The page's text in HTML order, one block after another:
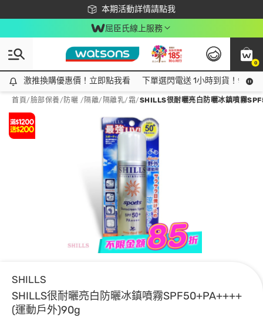
本期活動詳情請點我
下載app最高回饋$350
屈臣氏線上服務
0
激推換購優惠價！立即點我看
激推換購優惠價！立即點我看 下單選閃電送 1小時到貨！領神
首頁/臉部保養/ 防曬 /隔離/ 隔離乳/霜/SHILLS很耐曬亮白防曬冰鎮噴霧
SHILLS
SHILLS很耐曬亮白防曬冰鎮噴霧SPF50+PA++++
(運動戶外)90g